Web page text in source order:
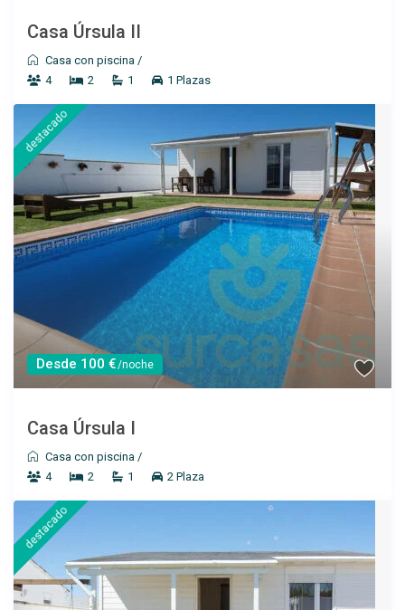
Desde 150 € /por noche
Casa Helena
Casa Úrsula II
Casa con piscina /
4
2 1 1 Plazas
Desde 100 €/noche
destacado
Casa Úrsula I
Casa con piscina /
4
2 1 2 Plaza
destacado